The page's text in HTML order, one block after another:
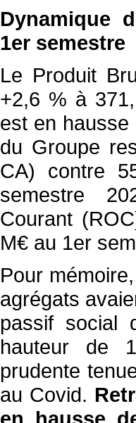
Dynamique
1er semestre
Le Produit
+2,6 % à
est en hausse
du Groupe
CA) contre
semestre
Courant
M€ au 1er
Pour
agrégats
passif social
hauteur de
prudente
au Covid.